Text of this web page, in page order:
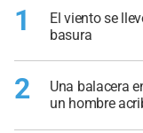
1
El viento se
basura
2
Una balacera
un hombre